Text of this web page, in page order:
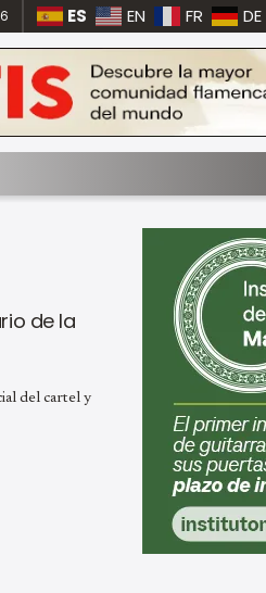
ES EN FR DE
de la
del cartel y